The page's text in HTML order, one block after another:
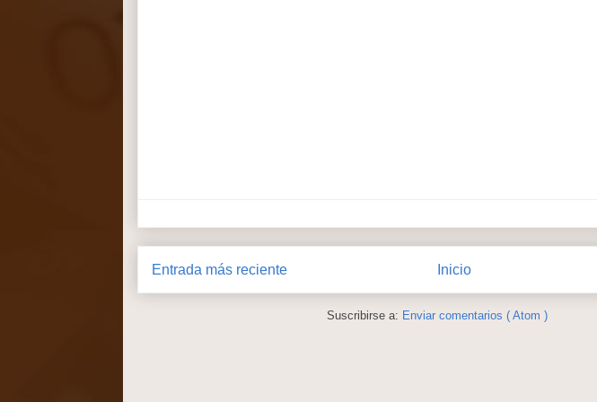
Entrada más reciente Inicio
Suscribirse a: Enviar comentarios ( Atom )